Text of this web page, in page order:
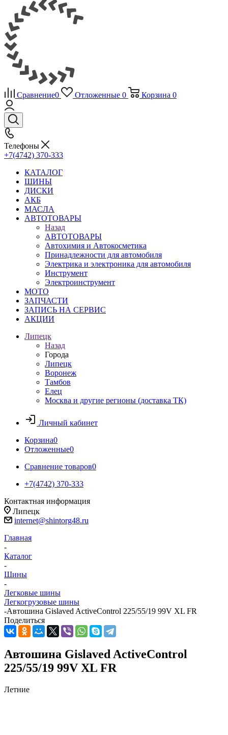
Сравнение0 Отложенные 0 Корзина 0
Телефоны
+7(4742) 370-333
КАТАЛОГ
ШИНЫ
ДИСКИ
АКБ
МАСЛА
АВТОТОВАРЫ
Назад
АВТОТОВАРЫ
Автохимия и Автокосметика
Принадлежности для автомобиля
Электрика и электроника для автомобиля
Инструмент
Электроинструмент
МОТО
ЗАПЧАСТИ
ЗАПИСЬ НА СЕРВИС
АКЦИИ
Липецк
Назад
Города
Липецк
Воронеж
Тамбов
Елец
Москва и другие регионы (доставка ТК)
Личный кабинет
Корзина0
Отложенные0
Сравнение товаров0
+7(4742) 370-333
Контактная информация
Липецк
internet@shintorg48.ru
Главная
-
Каталог
-
Шины
-
Легковые шины
Легкогрузовые шины
-Автошина Gislaved ActiveControl 225/55/19 99V XL FR
Поделиться
Автошина Gislaved ActiveControl
225/55/19 99V XL FR
Летние